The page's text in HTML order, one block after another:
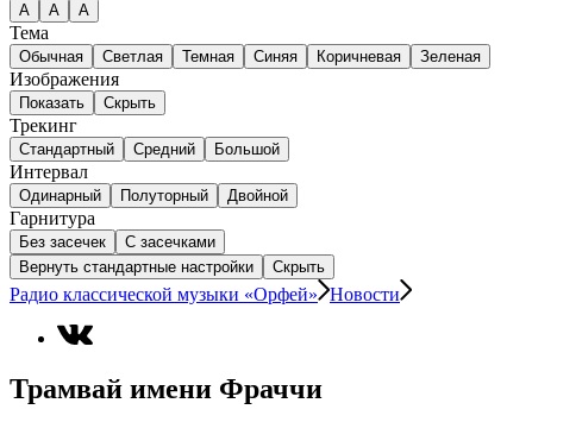
А A A
Тема
Обычная Светлая Темная Синяя Коричневая Зеленая
Изображения
Показать Скрыть
Трекинг
Стандартный Средний Большой
Интервал
Одинарный Полуторный Двойной
Гарнитура
Без засечек
С засечками
Вернуть стандартные настройки
Скрыть
Радио классической музыки «Орфей» Новости
Трамвай имени Фраччи